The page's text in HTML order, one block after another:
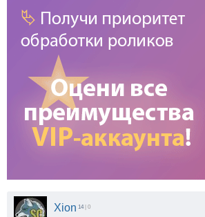
Xion 14 | 0